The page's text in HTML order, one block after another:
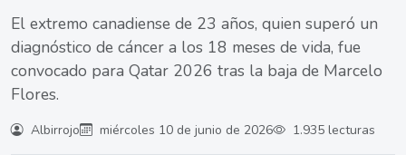
El extremo canadiense de 23 años, quien superó un
diagnóstico de cáncer a los 18 meses de vida, fue
convocado para Qatar 2026 tras la baja de Marcelo
Flores.
Albirrojo miércoles 10 de junio de 2026 1.935 lecturas